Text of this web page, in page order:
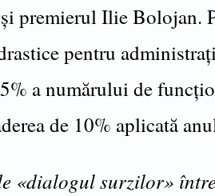
premierul Ilie Bolojan.
pentru
a numărului de
de 10% aplicată
«dialogul surzilor»